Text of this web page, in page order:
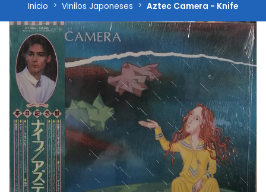
Inicio Vinilos Japoneses Aztec Camera - Knife